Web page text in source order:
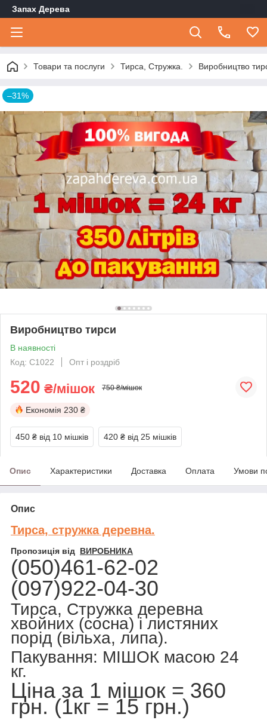
Запах Дерева
Товари та послуги Тирса, Стружка. Виробництво
–31%
Виробництво тирси
В наявності
Код: C1022
Опт і роздріб
520 ₴/мішок 750 ₴/мішок
Економія 230 ₴
450 ₴ від 10 мішків 420 ₴ від 25 мішків
Опис Характеристики Доставка Оплата Умови
Опис
Тирса, стружка деревна.
Пропозиція від ВИРОБНИКА
(050)461-62-02
(097)922-04-30
Тирса, Стружка деревна
хвойних (сосна) і листяних
порід (вільха, липа).
Пакування: МІШОК масою 24
кг.
Ціна за 1 мішок = 360
грн. (1кг = 15 грн.)